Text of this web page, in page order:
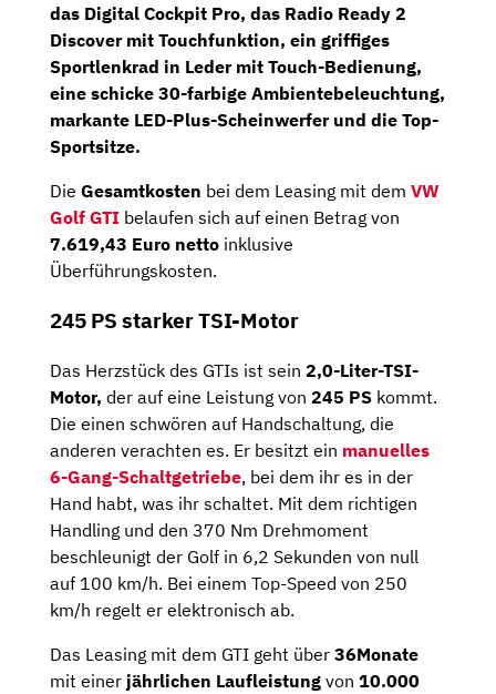
das Digital Cockpit Pro, das Radio Ready 2
Discovermit Touchfunktion, ein griffiges
Sportlenkrad in Leder mit Touch-Bedienung,
eine schicke 30-farbige Ambientebeleuchtung,
markante LED-Plus-Scheinwerfer und die Top-
Sportsitze.
Die Gesamtkosten bei dem Leasing mit dem VW
Golf GTI belaufen sich auf einen Betrag von
7.619,43 Euro netto inklusive
Überführungskosten.
245 PS starker TSI-Motor
Das Herzstück des GTIs ist sein 2,0-Liter-TSI-
Motor, der auf eine Leistung von 245 PS kommt.
Die einen schwören auf Handschaltung, die
anderen verachten es. Er besitzt ein manuelles
6-Gang-Schaltgetriebe, bei dem ihr es in der
Hand habt, was ihr schaltet. Mit dem richtigen
Handling und den 370 Nm Drehmoment
beschleunigt der Golf in 6,2 Sekunden von null
auf 100 km/h. Bei einem Top-Speed von 250
km/h regelt er elektronisch ab.
Das Leasing mit dem GTI geht über 36Monate
mit einer jährlichen Laufleistung von 10.000